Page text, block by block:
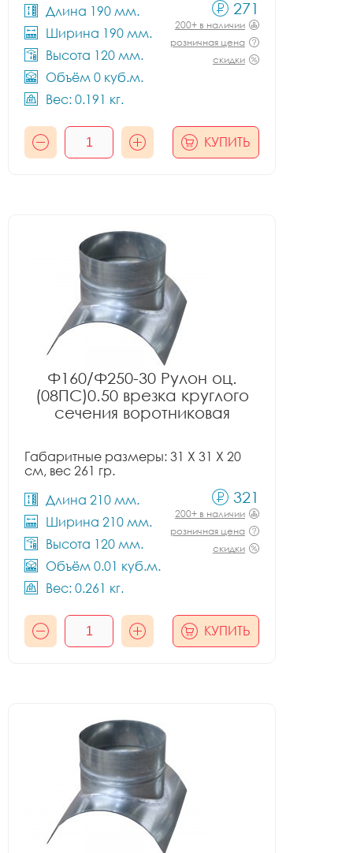
Длина 190 мм.
Ширина 190 мм.
Высота 120 мм.
Объём 0 куб.м.
Вес: 0.191 кг.
271
200+ в наличии
розничная цена
скидки
КУПИТЬ
Ф160/Ф250-30 Рулон оц.
(08ПС)0.50 врезка круглого
сечения воротниковая
Габаритные размеры: 31 X 31 X 20
см, вес 261 гр.
Длина 210 мм.
Ширина 210 мм.
Высота 120 мм.
Объём 0.01 куб.м.
Вес: 0.261 кг.
321
200+ в наличии
розничная цена
скидки
КУПИТЬ